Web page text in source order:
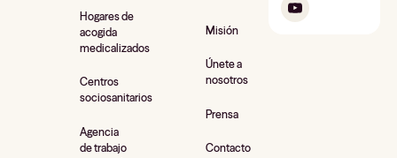
Hogares de
acogida
medicalizados
Centros
sociosanitarios
Agencia
de trabajo
Misión
Únete a
nosotros
Prensa
Contacto